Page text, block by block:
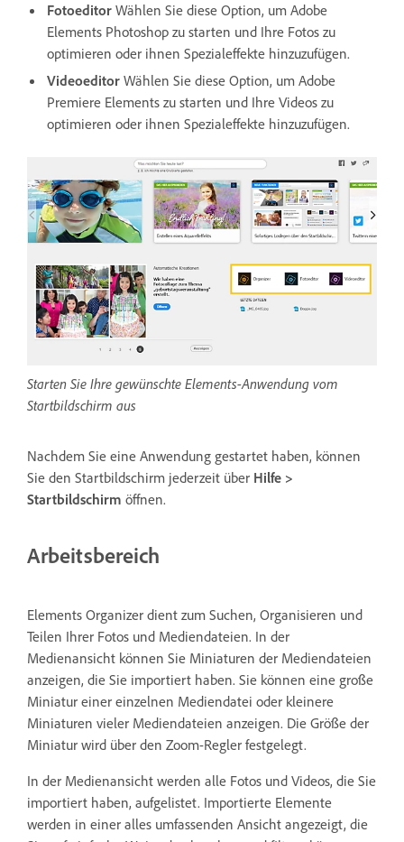
Fotoeditor Wählen Sie diese Option, um Adobe
Elements Photoshop zu starten und Ihre Fotos zu
optimieren oder ihnen Spezialeffekte hinzuzufügen.
Videoeditor Wählen Sie diese Option, um Adobe
Premiere Elements zu starten und Ihre Videos zu
optimieren oder ihnen Spezialeffekte hinzuzufügen.
Starten Sie Ihre gewünschte Elements-Anwendung vom
Startbildschirm aus
Nachdem Sie eine Anwendung gestartet haben, können
Sie den Startbildschirm jederzeit über Hilfe >
Startbildschirm öffnen.
Arbeitsbereich
Elements Organizer dient zum Suchen, Organisieren und
Teilen Ihrer Fotos und Mediendateien. In der
Medienansicht können Sie Miniaturen der Mediendateien
anzeigen, die Sie importiert haben. Sie können eine große
Miniatur einer einzelnen Mediendatei oder kleinere
Miniaturen vieler Mediendateien anzeigen. Die Größe der
Miniatur wird über den Zoom-Regler festgelegt.
In der Medienansicht werden alle Fotos und Videos, die Sie
importiert haben, aufgelistet. Importierte Elemente
werden in einer alles umfassenden Ansicht angezeigt, die